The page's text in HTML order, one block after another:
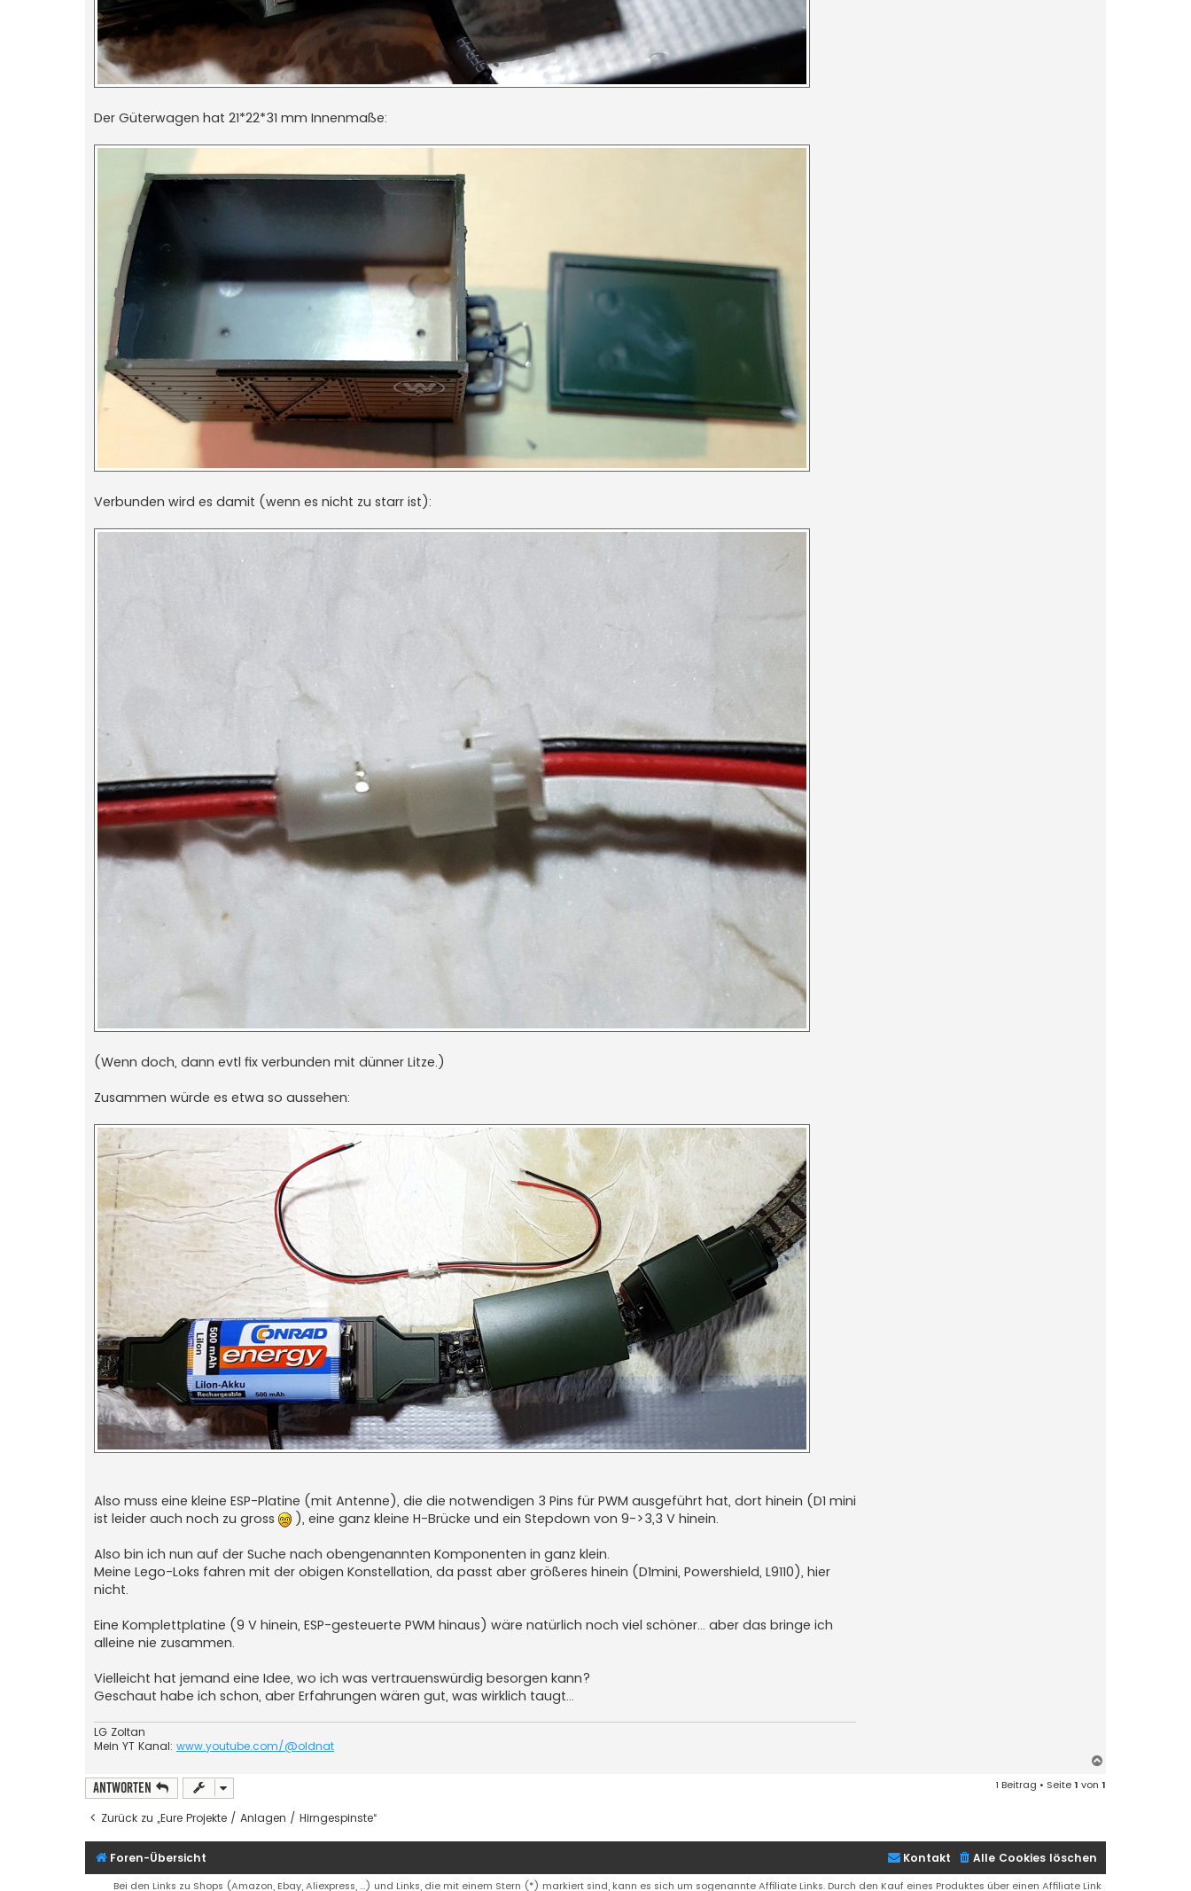
Der Güterwagen hat 21*22*31 mm Innenmaße:
Verbunden wird es damit (wenn es nicht zu starr ist):
(Wenn doch, dann evtl fix verbunden mit dünner Litze.)
Zusammen würde es etwa so aussehen:
Also muss eine kleine ESP-Platine (mit Antenne), die die notwendigen 3 Pins für PWM ausgeführt hat, dort hinein (D1 mini
ist leider auch noch zu gross
), eine ganz kleine H-Brücke und ein Stepdown von 9->3,3 V hinein.
Also bin ich nun auf der Suche nach obengenannten Komponenten in ganz klein.
Meine Lego-Loks fahren mit der obigen Konstellation, da passt aber größeres hinein (D1mini, Powershield, L9110), hier
nicht.
Eine Komplettplatine (9 V hinein, ESP-gesteuerte PWM hinaus) wäre natürlich noch viel schöner... aber das bringe ich
alleine nie zusammen.
Vielleicht hat jemand eine Idee, wo ich was vertrauenswürdig besorgen kann?
Geschaut habe ich schon, aber Erfahrungen wären gut, was wirklich taugt...
LG Zoltan
Mein YT Kanal: www.youtube.com/@oldnat
b
n
Antworten 1 Beitrag • Seite1 von 1
Zurück zu „Eure Projekte / Anlagen / Hirngespinste“
Foren-Übersicht Alle Cookies löschen
Kontakt
Bei den Links zu Shops (Amazon, Ebay, Aliexpress, ...) und Links, die mit einem Stern (*) markiert sind, kann es sich um sogenannte Affiliate Links. Durch den Kauf eines Produktes über einen Affiliate Link